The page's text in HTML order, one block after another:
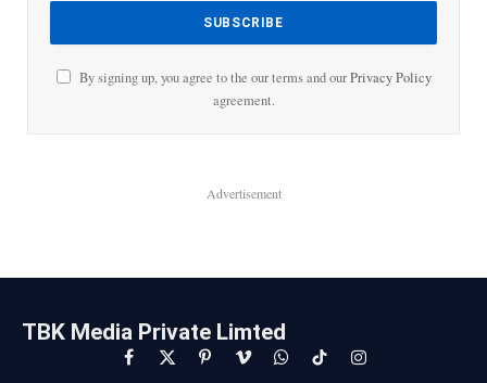
By signing up, you agree to the our terms and ourPrivacy Policy
agreement.
Advertisement
TBK Media Private Limted
Facebook
X
PinterestVimeoWhatsAppTikTokInstagram